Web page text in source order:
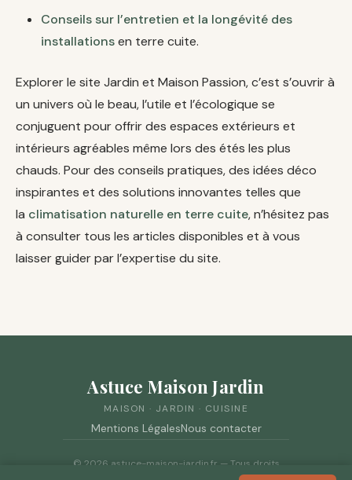
Conseils sur l’entretien et la longévité des
installationsen terre cuite.
Explorer le site Jardin et Maison Passion, c’est s’ouvrir à
un univers où le beau, l’utile et l’écologique se
conjuguent pour offrir des espaces extérieurs et
intérieurs agréables même lors des étés les plus
chauds. Pour des conseils pratiques, des idées déco
inspirantes et des solutions innovantes telles que
la climatisation naturelle en terre cuite, n’hésitez pas
à consulter tous les articles disponibles et à vous
laisser guider par l’expertise du site.
Astuce Maison Jardin
MAISON · JARDIN · CUISINE
Mentions LégalesNous contacter
© 2026 astuce-maison-jardin.fr — Tous droits